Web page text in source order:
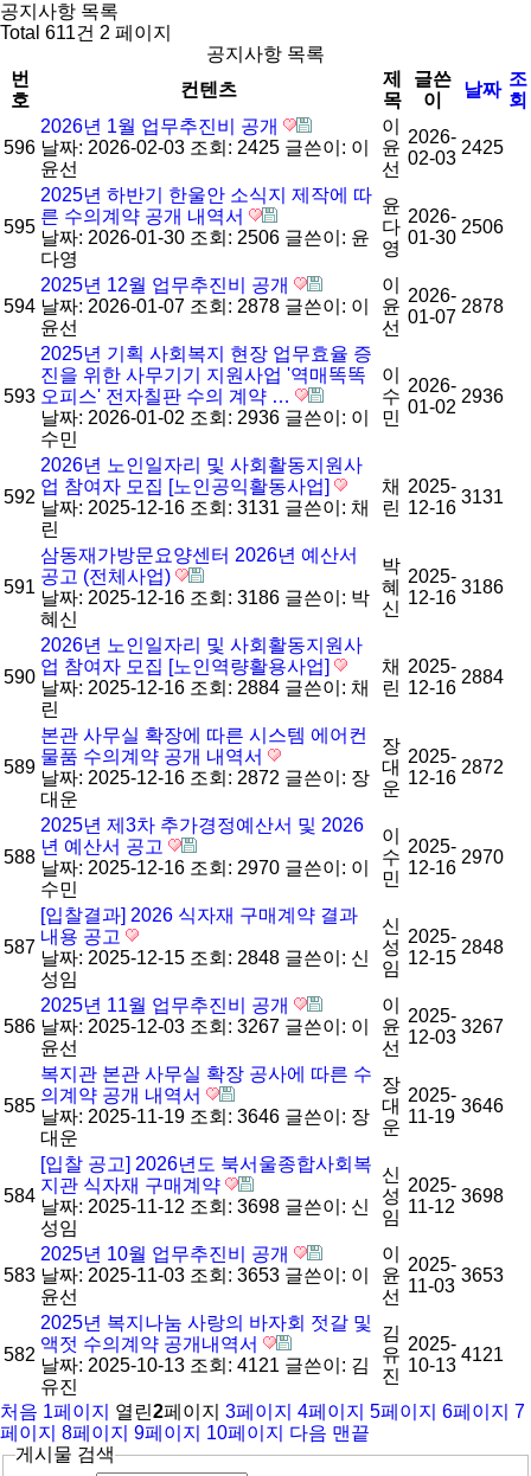
공지사항 목록
Total 611건 2 페이지
공지사항 목록
번
호
컨텐츠
제
목
글쓴
이
날짜
조
회
596
2026년 1월 업무추진비 공개
날짜: 2026-02-03 조회: 2425 글쓴이: 이
윤선
이
윤
선
2026-
02-03
2425
595
2025년 하반기 한울안 소식지 제작에 따
른 수의계약 공개 내역서
날짜: 2026-01-30 조회: 2506 글쓴이: 윤
다영
윤
다
영
2026-
01-30
2506
594
2025년 12월 업무추진비 공개
날짜: 2026-01-07 조회: 2878 글쓴이: 이
윤선
이
윤
선
2026-
01-07
2878
593
2025년 기획 사회복지 현장 업무효율 증
진을 위한 사무기기 지원사업 '역매똑똑
오피스' 전자칠판 수의 계약 …
날짜: 2026-01-02 조회: 2936 글쓴이: 이
수민
이
수
민
2026-
01-02
2936
592
2026년 노인일자리 및 사회활동지원사
업 참여자 모집 [노인공익활동사업]
날짜: 2025-12-16 조회: 3131 글쓴이: 채
린
채
린
2025-
12-16
3131
591
삼동재가방문요양센터 2026년 예산서
공고 (전체사업)
날짜: 2025-12-16 조회: 3186 글쓴이: 박
혜신
박
혜
신
2025-
12-16
3186
590
2026년 노인일자리 및 사회활동지원사
업 참여자 모집 [노인역량활용사업]
날짜: 2025-12-16 조회: 2884 글쓴이: 채
린
채
린
2025-
12-16
2884
589
본관 사무실 확장에 따른 시스템 에어컨
물품 수의계약 공개 내역서
날짜: 2025-12-16 조회: 2872 글쓴이: 장
대운
장
대
운
2025-
12-16
2872
588
2025년 제3차 추가경정예산서 및 2026
년 예산서 공고
날짜: 2025-12-16 조회: 2970 글쓴이: 이
수민
이
수
민
2025-
12-16
2970
587
[입찰결과] 2026 식자재 구매계약 결과
내용 공고
날짜: 2025-12-15 조회: 2848 글쓴이: 신
성임
신
성
임
2025-
12-15
2848
586
2025년 11월 업무추진비 공개
날짜: 2025-12-03 조회: 3267 글쓴이: 이
윤선
이
윤
선
2025-
12-03
3267
585
복지관 본관 사무실 확장 공사에 따른 수
의계약 공개 내역서
날짜: 2025-11-19 조회: 3646 글쓴이: 장
대운
장
대
운
2025-
11-19
3646
584
[입찰 공고] 2026년도 북서울종합사회복
지관 식자재 구매계약
날짜: 2025-11-12 조회: 3698 글쓴이: 신
성임
신
성
임
2025-
11-12
3698
583
2025년 10월 업무추진비 공개
날짜: 2025-11-03 조회: 3653 글쓴이: 이
윤선
이
윤
선
2025-
11-03
3653
582
2025년 복지나눔 사랑의 바자회 젓갈 및
액젓 수의계약 공개내역서
날짜: 2025-10-13 조회: 4121 글쓴이: 김
유진
김
유
진
2025-
10-13
4121
처음 1페이지 열린2페이지 3페이지 4페이지 5페이지 6페이지 7
페이지 8페이지 9페이지 10페이지 다음 맨끝
게시물 검색